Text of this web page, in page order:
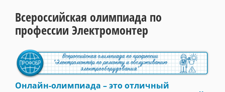
Всероссийская олимпиада по
профессии Электромонтер
Онлайн-олимпиада – это отличный